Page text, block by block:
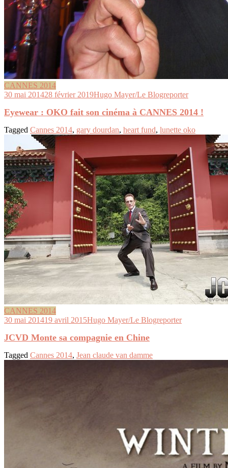
CANNES 2014
30 mai 201428 février 2019Hugo Mayer/Le Blogreporter
Eyewear : OKO fait son cinéma à CANNES 2014 !
Tagged Cannes 2014, gary dourdan, heart fund, lunette oko
CANNES 2014
30 mai 201419 avril 2015Hugo Mayer/Le Blogreporter
JCVD Monte sa compagnie en Chine
Tagged Cannes 2014, Jean claude van damme